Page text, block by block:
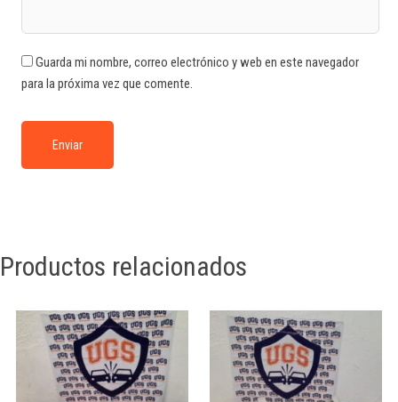
Guarda mi nombre, correo electrónico y web en este navegador
para la próxima vez que comente.
Productos relacionados